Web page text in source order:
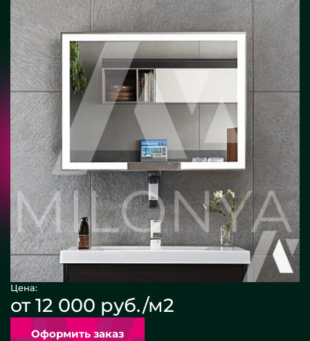
Цена:
от 12 000 руб./м2
Оформить заказ